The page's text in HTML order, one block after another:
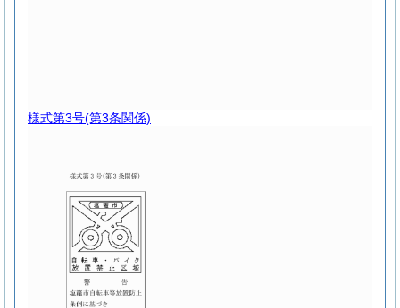
様式第3号(第3条関係)